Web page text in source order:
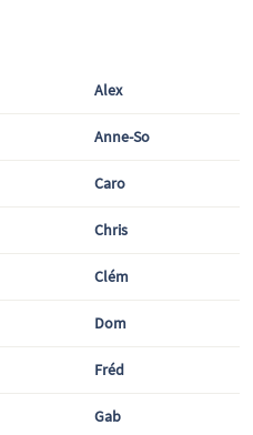
Alex
Anne-So
Caro
Chris
Clém
Dom
Fréd
Gab